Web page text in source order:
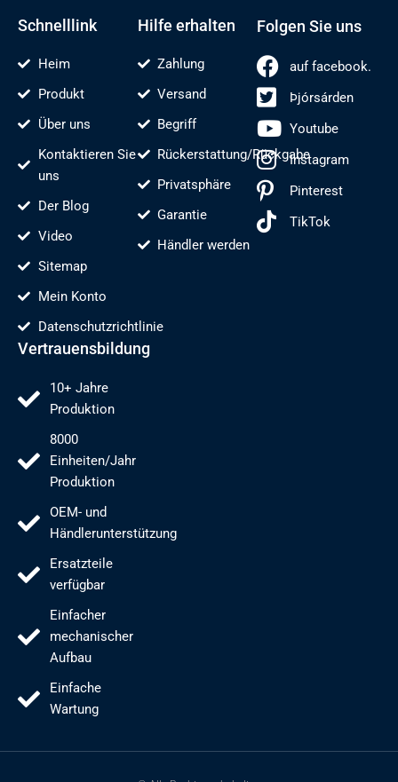
Schnelllink
Heim
Produkt
Über uns
Kontaktieren Sie
uns
Der Blog
Video
Sitemap
Mein Konto
Datenschutzrichtlinie
Hilfe erhalten
Zahlung
Versand
Begriff
Rückerstattung/Rückgabe
Privatsphäre
Garantie
Händler werden
Folgen Sie uns
auf facebook.
Þjórsárden
Youtube
Instagram
Pinterest
TikTok
Vertrauensbildung
10+ Jahre
Produktion
8000
Einheiten/Jahr
Produktion
OEM- und
Händlerunterstützung
Ersatzteile
verfügbar
Einfacher
mechanischer
Aufbau
Einfache
Wartung